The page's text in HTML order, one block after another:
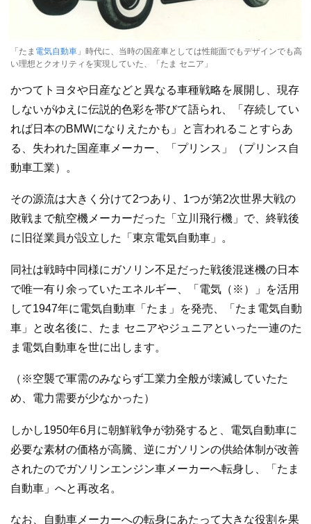
「たま 電気自動車 」時代に、当時の国産車としては性能面でもデザインでも高
い理想とクオリティを実現していた、「たま セニア」
かつてトヨタや日産などと異なる車種戦略を展開し、現存
しないがゆえに伝説的色彩を帯びて語られ、「存続してい
れば日本のBMWになりえたかも」と言われることすらあ
る、失われた国産車メーカー、「プリンス」（プリンス自
動車工業）。
その源流は大きく分けて2つあり、1つが第2次世界大戦の
敗戦まで航空機メーカーだった「立川飛行機」で、終戦後
に旧従業員が設立した「東京電気自動車」。
同社は戦時中同様にガソリン不足だった戦後混迷機の日本
で唯一有り余っていたエネルギー、「電気（※）」を活用
して1947年に電気自動車「たま」を発売、「たま電気自動
車」と改名後に、たま セニアやジュニアといった一連のた
ま電気自動車を世に出します。
（※空襲で軍需のみならず工業力全般が壊滅していたた
め、電力需要が少なかった）
しかし1950年6月に朝鮮戦争が勃発すると、電気自動車に
必要な素材の価格が高騰、逆にガソリンの供給体制が改善
されたのでガソリンエンジン車メーカーへ転身し、「たま
自動車」へと再改名。
なお、自動車メーカーへの転身にあたって大きな役割を果